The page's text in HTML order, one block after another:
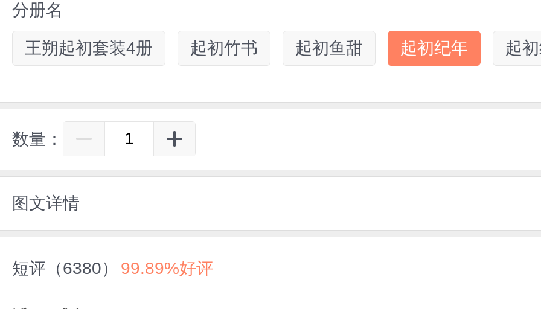
分册名
王朔起初套装4册 起初竹书 起初鱼甜 起初纪年 起
数量：
图文详情
短评（6380） 99.89%好评